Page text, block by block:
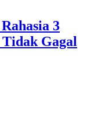
3
Gagal